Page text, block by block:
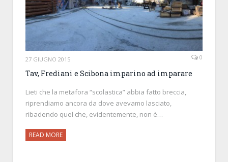
27 GIUGNO 2015 0
Tav, Frediani e Scibona imparino ad imparare
Lieti che la metafora “scolastica” abbia fatto breccia,
riprendiamo ancora da dove avevamo lasciato,
ribadendo quel che, evidentemente, non è…
READ MORE